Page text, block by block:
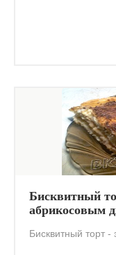
Бисквитный
абрикосовым
Бисквитный торт -